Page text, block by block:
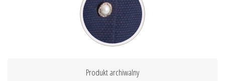
Produkt archiwalny